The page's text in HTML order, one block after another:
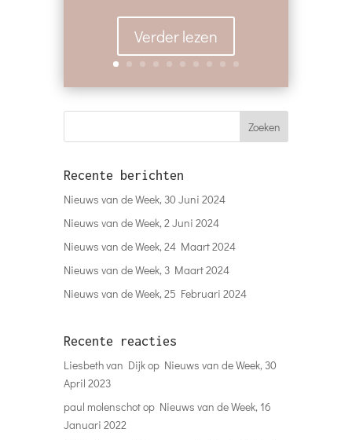
Verder lezen
Recente berichten
Nieuws van de Week, 30 Juni 2024
Nieuws van de Week, 2 Juni 2024
Nieuws van de Week, 24 Maart 2024
Nieuws van de Week, 3 Maart 2024
Nieuws van de Week, 25 Februari 2024
Recente reacties
Liesbeth van Dijkop Nieuws van de Week, 30
April 2023
paul molenschotop Nieuws van de Week, 16
Januari 2022